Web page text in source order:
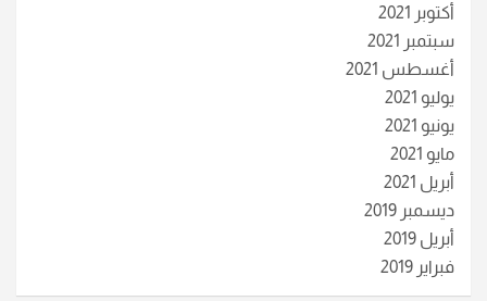
أكتوبر 2021
سبتمبر 2021
أغسطس 2021
يوليو 2021
يونيو 2021
مايو 2021
أبريل 2021
ديسمبر 2019
أبريل 2019
فبراير 2019